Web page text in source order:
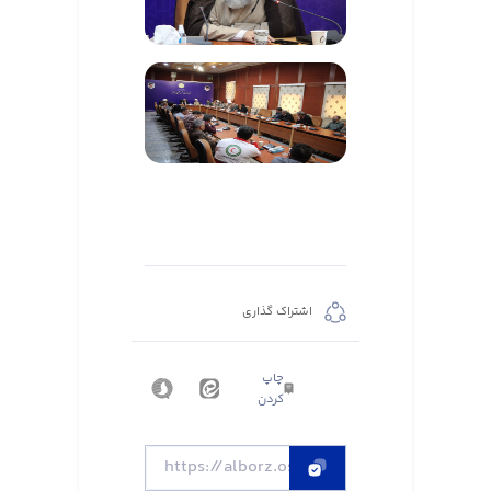
اشتراک گذاری
چاپ
کردن